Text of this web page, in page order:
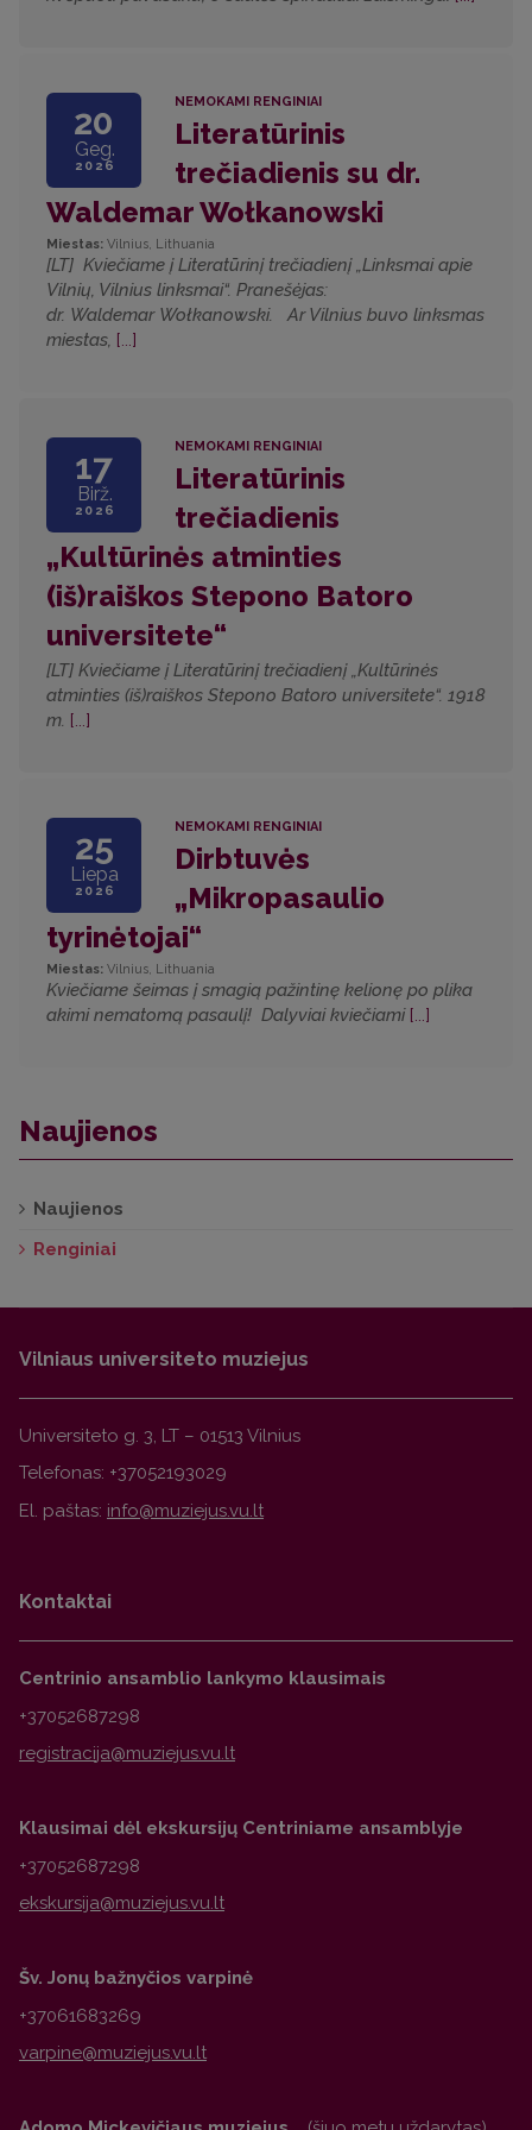
20
Geg.
2026
NEMOKAMI RENGINIAI
Literatūrinis
trečiadienis su dr.
Waldemar Wołkanowski
Miestas: Vilnius, Lithuania
[LT] Kviečiame į Literatūrinį trečiadienį „Linksmai apie
Vilnių, Vilnius linksmai“. Pranešėjas:
dr. Waldemar Wołkanowski. Ar Vilnius buvo linksmas
miestas, [...]
17
Birž.
2026
NEMOKAMI RENGINIAI
Literatūrinis
trečiadienis
„Kultūrinės atminties
(iš)raiškos Stepono Batoro
universitete“
[LT] Kviečiame į Literatūrinį trečiadienį „Kultūrinės
atminties (iš)raiškos Stepono Batoro universitete“. 1918
m. [...]
25
Liepa
2026
NEMOKAMI RENGINIAI
Dirbtuvės
„Mikropasaulio
tyrinėtojai“
Miestas: Vilnius, Lithuania
Kviečiame šeimas į smagią pažintinę kelionę po plika
akimi nematomą pasaulį! Dalyviai kviečiami [...]
Naujienos
Naujienos
Renginiai
Vilniaus universiteto muziejus
Universiteto g. 3, LT – 01513 Vilnius
Telefonas: +37052193029
El. paštas:
Kontaktai
Centrinio ansamblio lankymo klausimais
+37052687298
Klausimai dėl ekskursijų Centriniame ansamblyje
+37052687298
Šv. Jonų bažnyčios varpinė
+37061683269